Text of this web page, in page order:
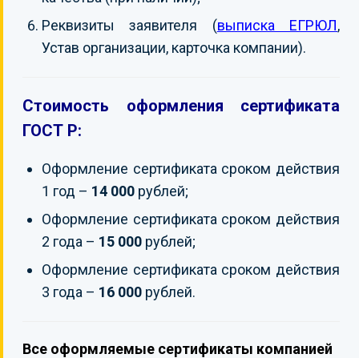
Реквизиты заявителя (выписка ЕГРЮЛ,
Устав организации, карточка компании).
Стоимость оформления сертификата
ГОСТ Р:
Оформление сертификата сроком действия
1 год – 14 000 рублей;
Оформление сертификата сроком действия
2 года – 15 000 рублей;
Оформление сертификата сроком действия
3 года – 16 000 рублей.
Все оформляемые сертификаты компанией